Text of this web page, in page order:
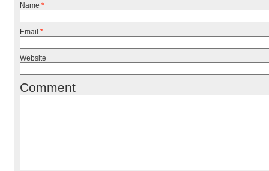
Name *
Email *
Website
Comment